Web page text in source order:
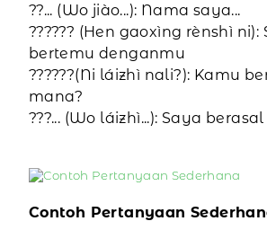
??... (Wo jiào...): Nama saya...
?????? (Hen gaoxìng rènshì ni):
bertemu denganmu
??????(Ni láizhì nali?): Kamu
mana?
???... (Wo láizhì...): Saya
Contoh Pertanyaan